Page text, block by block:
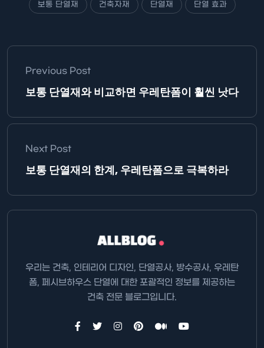
보통 단열재 건축자재 단열재 단열 효과
Previous Post
보통 단열재와 비교하면 우레탄폼이 훨씬 낫다
Next Post
보통 단열재의 한계, 우레탄폼으로 극복하라
우리는 건축, 인테리어 디자인, 단열공사, 방수공사, 우레탄
폼, 페시브하우스 단열에 대한 포괄적인 정보를 제공하는
건축 전문 블로그입니다.